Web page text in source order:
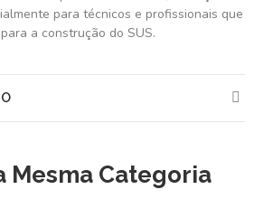
para técnicos e profissionais que
a construção do SUS.
Mesma Categoria